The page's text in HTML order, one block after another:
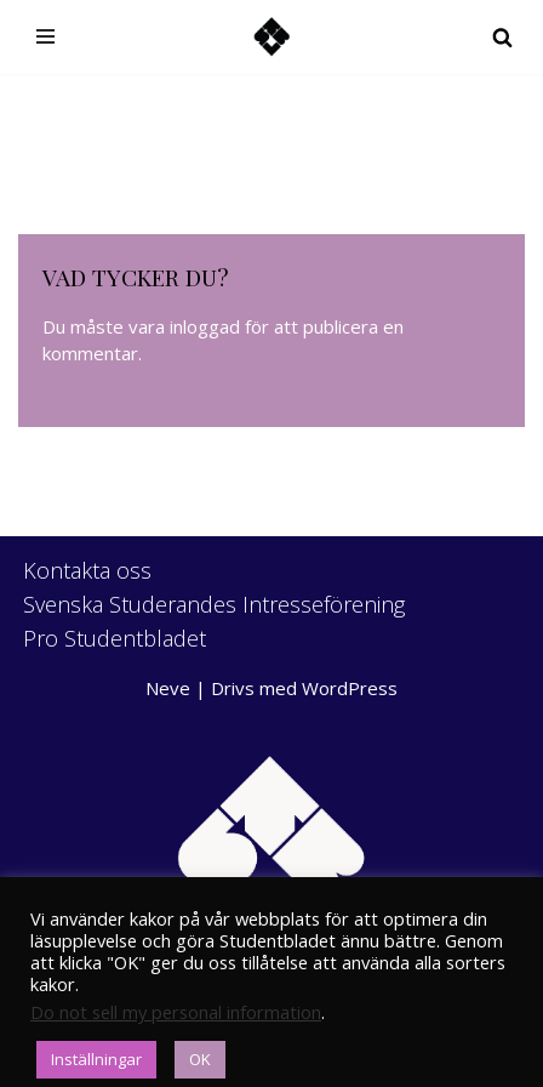
VAD TYCKER DU?
Du måste vara inloggad för att publicera en
kommentar.
Kontakta oss
Svenska Studerandes Intresseförening
Pro Studentbladet
Neve | Drivs med WordPress
Eriksgatan 8
00100 Helsingfors
Vi använder kakor på vår webbplats för att optimera din
läsupplevelse och göra Studentbladet ännu bättre. Genom
att klicka "OK" ger du oss tillåtelse att använda alla sorters
kakor.
Do not sell my personal information.
Inställningar OK